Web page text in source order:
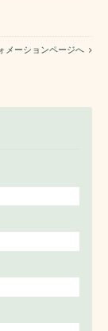
メーションページへ